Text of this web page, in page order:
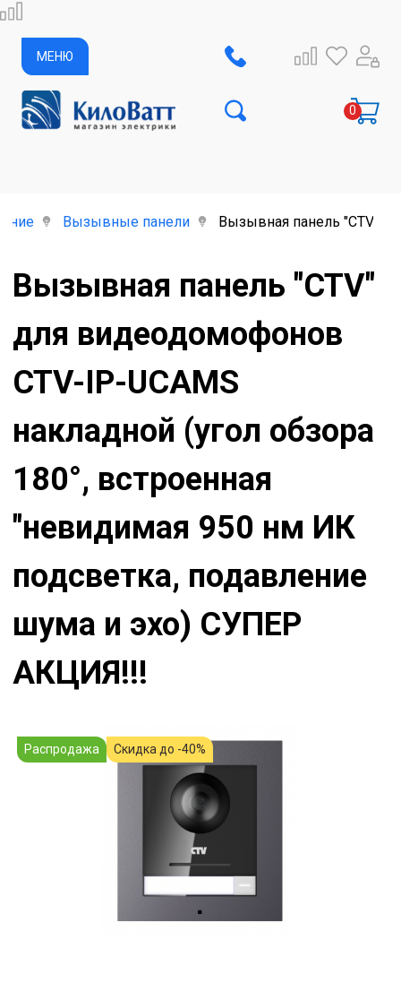
МЕНЮ
Вызывные панели Вызывная панель "CTV"
Вызывная панель "CTV"
для видеодомофонов
CTV-IP-UCAMS
накладной (угол обзора
180°, встроенная
"невидимая 950 нм ИК
подсветка, подавление
шума и эхо) СУПЕР
АКЦИЯ!!!
Распродажа Скидка до -40%